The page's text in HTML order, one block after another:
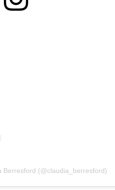
Berresford (@claudia_berresford)